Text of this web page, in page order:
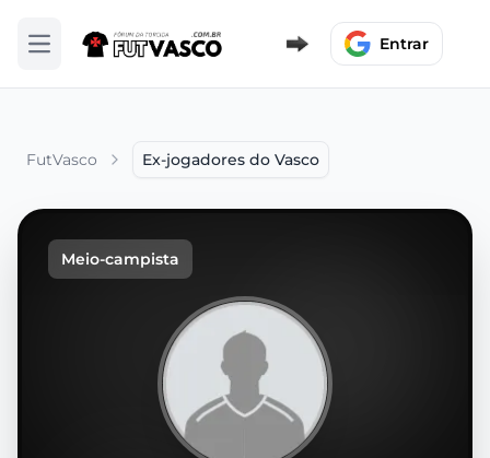
Abrir menu Entrar
FutVasco Ex-jogadores do Vasco
Meio-campista